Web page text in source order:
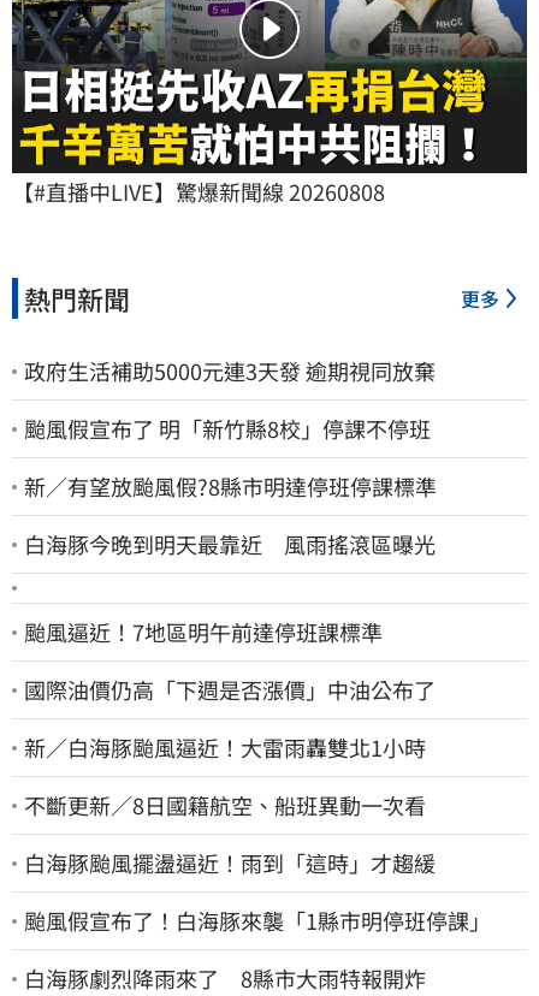
【#直播中LIVE】驚爆新聞線 20260808
熱門新聞 更多
政府生活補助5000元連3天發 逾期視同放棄
颱風假宣布了 明「新竹縣8校」停課不停班
新／有望放颱風假?8縣市明達停班停課標準
白海豚今晚到明天最靠近 風雨搖滾區曝光
颱風逼近！7地區明午前達停班課標準
國際油價仍高「下週是否漲價」中油公布了
新／白海豚颱風逼近！大雷雨轟雙北1小時
不斷更新／8日國籍航空、船班異動一次看
白海豚颱風擺盪逼近！雨到「這時」才趨緩
颱風假宣布了！白海豚來襲「1縣市明停班停課」
白海豚劇烈降雨來了 8縣市大雨特報開炸